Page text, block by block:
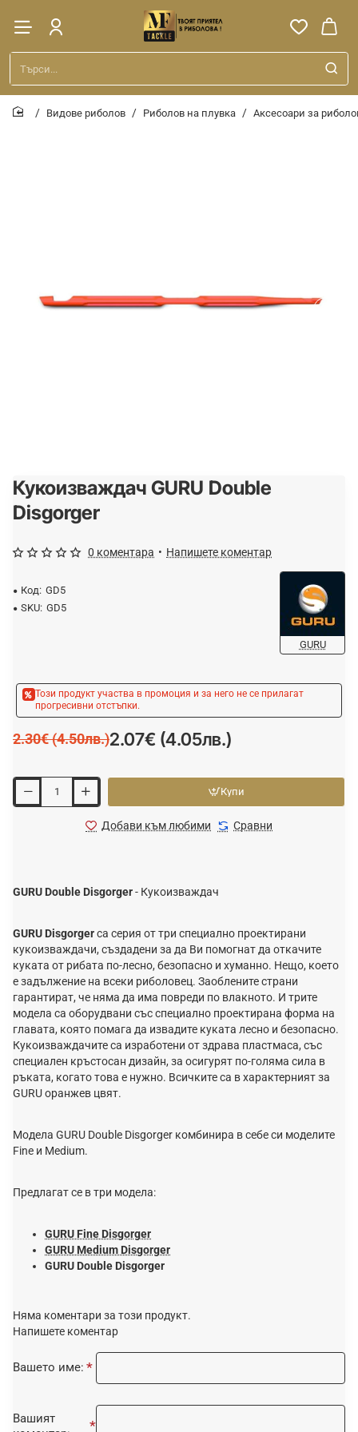
Търси...
Видове риболов Риболов на плувка Аксесоари за
-10%
Кукоизваждач GURU Double
Disgorger
Код: GD5
SKU: GD5
GURU
0 коментара • Напишете коментар
Този продукт участва в промоция и за него не се прилагат
прогресивни отстъпки.
2.07€ (4.05лв.)
2.30€ (4.50лв.)
Купи
Добави към любими Сравни
GURU Double Disgorger- Кукоизваждач
GURU Disgorgerса серия от три специално проектирани
кукоизваждачи, създадени за да Ви помогнат да откачите
куката от рибата по-лесно, безопасно и хуманно. Нещо, което
е задължение на всеки риболовец. Заоблените страни
гарантират, че няма да има повреди по влакното. И трите
модела са оборудвани със специално проектирана форма на
главата, която помага да извадите куката лесно и безопасно.
Кукоизваждачите са изработени от здрава пластмаса, със
специален кръстосан дизайн, за осигурят по-голяма сила в
ръката, когато това е нужно. Всичките са в характерният за
GURU оранжев цвят.
Модела GURU Double Disgorger комбинира в себе си моделите
Fine и Medium.
Предлагат се в три модела:
GURU Fine Disgorger
GURU Medium Disgorger
GURU Double Disgorger
Няма коментари за този продукт.
Напишете коментар
Вашето име:
Вашият